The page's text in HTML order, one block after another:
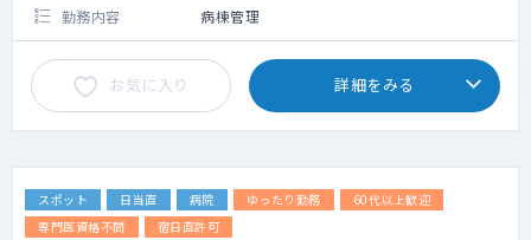
勤務内容 病棟管理
お気に入り 詳細をみる
スポット 日当直 病院 ゆったり勤務
60代以上歓迎
専門医資格不問
宿日直許可